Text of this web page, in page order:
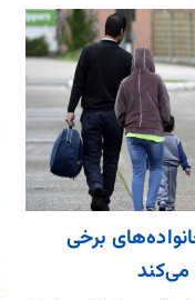
برخی
می‌کند